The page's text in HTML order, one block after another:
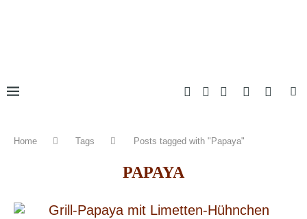
Home Tags Posts tagged with "Papaya"
PAPAYA